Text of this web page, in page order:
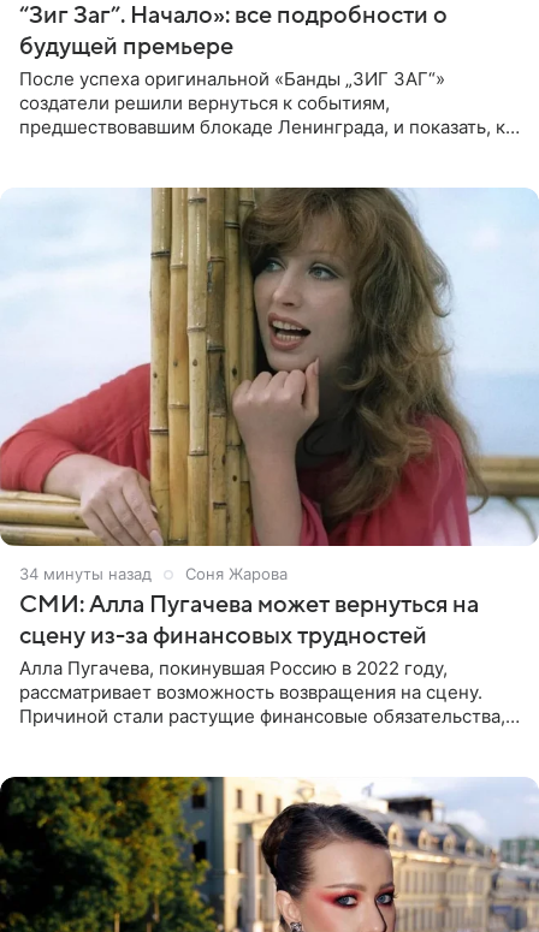
“Зиг Заг”. Начало»: все подробности о
будущей премьере
После успеха оригинальной «Банды „ЗИГ ЗАГ“»
создатели решили вернуться к событиям,
предшествовавшим блокаде Ленинграда, и показать, как
34 минуты назад Соня Жарова
СМИ: Алла Пугачева может вернуться на
сцену из-за финансовых трудностей
Алла Пугачева, покинувшая Россию в 2022 году,
рассматривает возможность возвращения на сцену.
Причиной стали растущие финансовые обязательства,